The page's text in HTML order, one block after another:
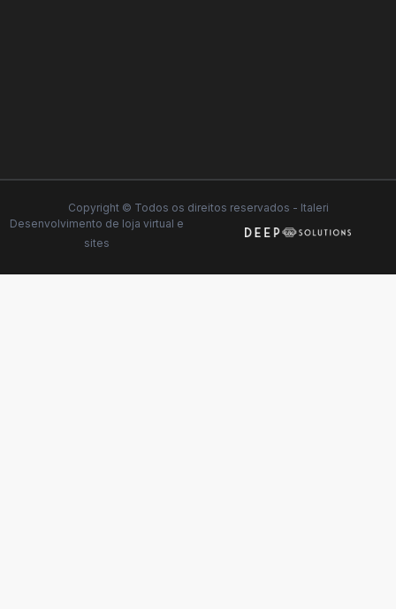
Copyright © Todos os direitos reservados - Italeri
Desenvolvimento de loja virtual e
sites